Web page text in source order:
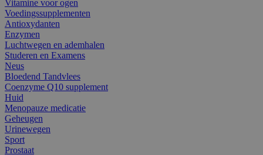
Vitamine voor ogen
Voedingssupplementen
Antioxydanten
Enzymen
Luchtwegen en ademhalen
Studeren en Examens
Neus
Bloedend Tandvlees
Coenzyme Q10 supplement
Huid
Menopauze medicatie
Geheugen
Urinewegen
Sport
Prostaat